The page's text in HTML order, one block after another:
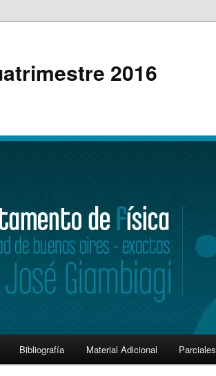
2016
Bibliografía Material Adicional Parciales